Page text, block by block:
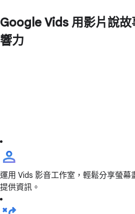
Google Vids 用影片說
響力
運用 Vids 影音工作室，輕鬆分享螢
提供資訊。